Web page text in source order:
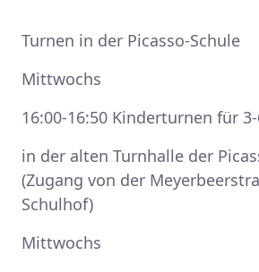
Turnen in der Picasso-Schule
Mittwochs
16:00-16:50 Kinderturnen für
in der alten Turnhalle der
(Zugang von der
Schulhof)
Mittwochs